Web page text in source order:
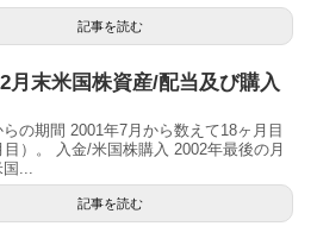
記事を読む
月末米国株資産/配当及び購入
の期間 2001年7月から数えて18ヶ月目
目）。 入金/米国株購入 2002年最後の月
...
記事を読む